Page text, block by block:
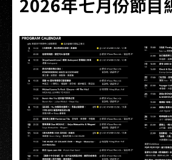
2026年七月份節目